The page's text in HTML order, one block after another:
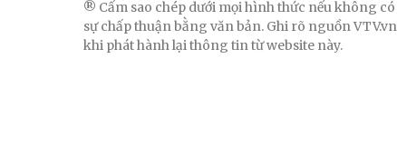
® Cấm sao chép dưới mọi hình thức nếu không có
sự chấp thuận bằng văn bản. Ghi rõ nguồn VTV.vn
khi phát hành lại thông tin từ website này.